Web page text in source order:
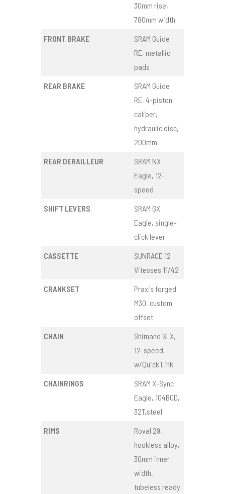
30mm rise,
780mm width
FRONT BRAKE
SRAM Guide
RE, metallic
pads
REAR BRAKE
SRAM Guide
RE, 4-piston
caliper,
hydraulic disc,
200mm
REAR DERAILLEUR
SRAM NX
Eagle, 12-
speed
SHIFT LEVERS
SRAM GX
Eagle, single-
click lever
CASSETTE
SUNRACE 12
Vitesses 11/42
CRANKSET
Praxis forged
M30, custom
offset
CHAIN
Shimano SLX,
12-speed,
w/Quick Link
CHAINRINGS
SRAM X-Sync
Eagle, 104BCD,
32T,steel
RIMS
Roval 29,
hookless alloy,
30mm inner
width,
tubeless ready